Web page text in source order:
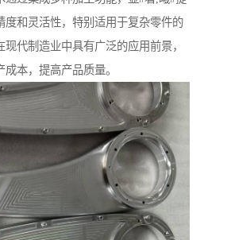
度和灵活性，特别适用于复杂零件的
现代制造业中具有广泛的应用前景，
本，提高产品质量。